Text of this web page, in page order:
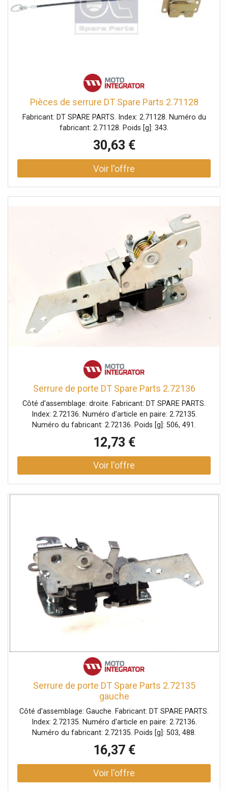
Pièces de serrure DT Spare Parts 2.71128
Fabricant: DT SPARE PARTS. Index: 2.71128. Numéro du
fabricant: 2.71128. Poids [g]: 343.
30,63 €
Serrure de porte DT Spare Parts 2.72136
Côté d'assemblage: droite. Fabricant: DT SPARE PARTS.
Index: 2.72136. Numéro d'article en paire: 2.72135.
Numéro du fabricant: 2.72136. Poids [g]: 506, 491.
12,73 €
Serrure de porte DT Spare Parts 2.72135
gauche
Côté d'assemblage: Gauche. Fabricant: DT SPARE PARTS.
Index: 2.72135. Numéro d'article en paire: 2.72136.
Numéro du fabricant: 2.72135. Poids [g]: 503, 488.
16,37 €